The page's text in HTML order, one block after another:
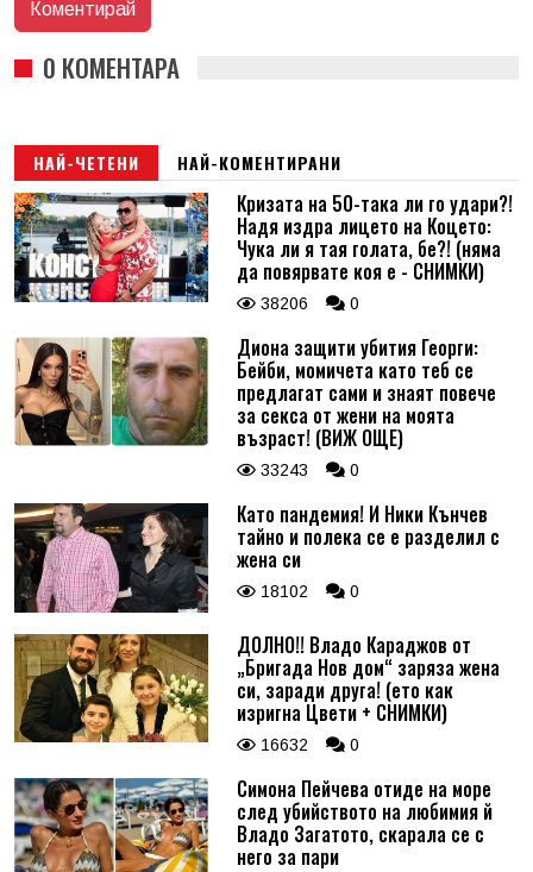
0 КОМЕНТАРА
НАЙ-ЧЕТЕНИ НАЙ-КОМЕНТИРАНИ
Кризата на 50-така ли го удари?!
Надя издра лицето на Коцето:
Чука ли я тая голата, бе?! (няма
да повярвате коя е - СНИМКИ)
38206 0
Диона защити убития Георги:
Бейби, момичета като теб се
предлагат сами и знаят повече
за секса от жени на моята
възраст! (ВИЖ ОЩЕ)
33243 0
Като пандемия! И Ники Кънчев
тайно и полека се е разделил с
жена си
18102 0
ДОЛНО!! Владо Караджов от
„Бригада Нов дом“ заряза жена
си, заради друга! (ето как
изригна Цвети + СНИМКИ)
16632 0
Симона Пейчева отиде на море
след убийството на любимия й
Владо Загатото, скарала се с
него за пари